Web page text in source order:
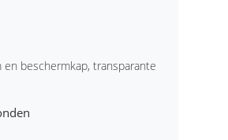
beschermkap, transparante